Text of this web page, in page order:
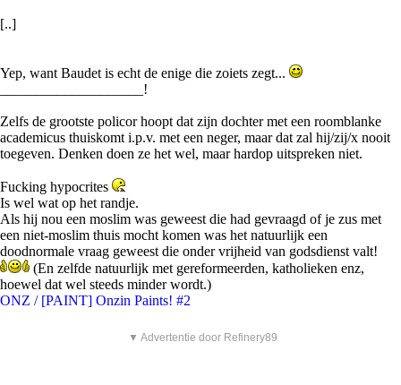
[..]
Yep, want Baudet is echt de enige die zoiets zegt...
____________________!
Zelfs de grootste policor hoopt dat zijn dochter met een roomblanke
academicus thuiskomt i.p.v. met een neger, maar dat zal hij/zij/x nooit
toegeven. Denken doen ze het wel, maar hardop uitspreken niet.
Fucking hypocrites
Is wel wat op het randje.
Als hij nou een moslim was geweest die had gevraagd of je zus met
een niet-moslim thuis mocht komen was het natuurlijk een
doodnormale vraag geweest die onder vrijheid van godsdienst valt!
(En zelfde natuurlijk met gereformeerden, katholieken enz,
hoewel dat wel steeds minder wordt.)
ONZ / [PAINT] Onzin Paints! #2
▼ Advertentie door Refinery89